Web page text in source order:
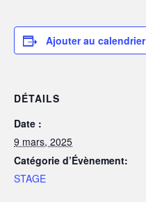
Ajouter au calendrier
DÉTAILS
Date :
9 mars, 2025
Catégorie d’Évènement:
STAGE